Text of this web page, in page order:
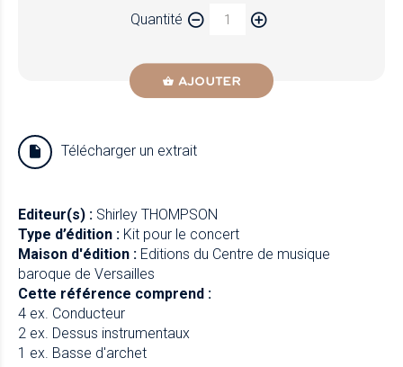
Quantité
AJOUTER
Télécharger un extrait
Editeur(s) : Shirley THOMPSON
Type d’édition : Kit pour le concert
Maison d'édition : Editions du Centre de musique
baroque de Versailles
Cette référence comprend :
4 ex. Conducteur
2 ex. Dessus instrumentaux
1 ex. Basse d'archet